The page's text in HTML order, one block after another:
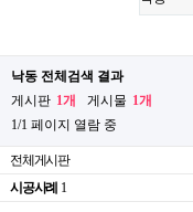
낙동 전체검색 결과
게시판 1개 게시물 1개
1/1 페이지 열람 중
전체게시판
시공사례 1